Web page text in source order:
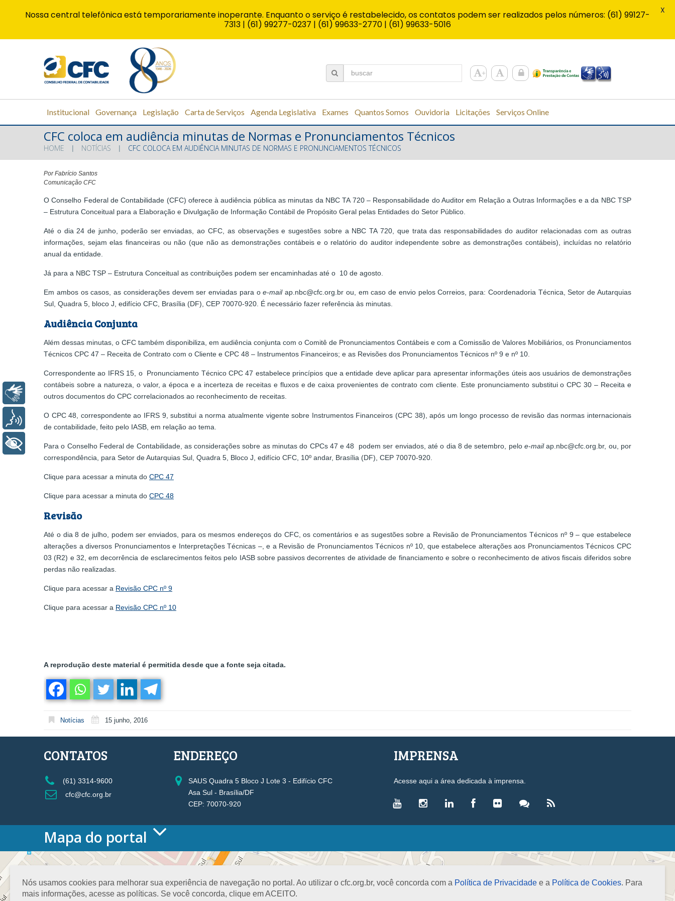
Institucional Governança Legislação Carta de Serviços Agenda Legislativa Exames Quantos Somos Ouvidoria Licitações Serviços Online
CFC coloca em audiência minutas de Normas e Pronunciamentos Técnicos
HOME NOTÍCIAS CFC COLOCA EM AUDIÊNCIA MINUTAS DE NORMAS E PRONUNCIAMENTOS TÉCNICOS
Por Fabrício Santos
Comunicação CFC
O Conselho Federal de Contabilidade (CFC) oferece à audiência pública as minutas da NBC TA 720 – Responsabilidade do Auditor em Relação a Outras Informações e a da NBC TSP
– Estrutura Conceitual para a Elaboração e Divulgação de Informação Contábil de Propósito Geral pelas Entidades do Setor Público.
Até o dia 24 de junho, poderão ser enviadas, ao CFC, as observações e sugestões sobre a NBC TA 720, que trata das responsabilidades do auditor relacionadas com as outras
informações, sejam elas financeiras ou não (que não as demonstrações contábeis e o relatório do auditor independente sobre as demonstrações contábeis), incluídas no relatório
anual da entidade.
Já para a NBC TSP – Estrutura Conceitual as contribuições podem ser encaminhadas até o 10 de agosto.
Em ambos os casos, as considerações devem ser enviadas para oe-mailap.nbc@cfc.org.br ou, em caso de envio pelos Correios, para: Coordenadoria Técnica, Setor de Autarquias
Sul, Quadra 5, bloco J, edifício CFC, Brasília (DF), CEP 70070-920. É necessário fazer referência às minutas.
Audiência Conjunta
Além dessas minutas, o CFC também disponibiliza, em audiência conjunta com o Comitê de Pronunciamentos Contábeis e com a Comissão de Valores Mobiliários, os Pronunciamentos
Técnicos CPC 47 – Receita de Contrato com o Cliente e CPC 48 – Instrumentos Financeiros; e as Revisões dos Pronunciamentos Técnicos nº 9 e nº 10.
Correspondente ao IFRS 15, o Pronunciamento Técnico CPC 47 estabelece princípios que a entidade deve aplicar para apresentar informações úteis aos usuários de demonstrações
contábeis sobre a natureza, o valor, a época e a incerteza de receitas e fluxos e de caixa provenientes de contrato com cliente. Este pronunciamento substitui o CPC 30 – Receita e
outros documentos do CPC correlacionados ao reconhecimento de receitas.
O CPC 48, correspondente ao IFRS 9, substitui a norma atualmente vigente sobre Instrumentos Financeiros (CPC 38), após um longo processo de revisão das normas internacionais
de contabilidade, feito pelo IASB, em relação ao tema.
Para o Conselho Federal de Contabilidade, as considerações sobre as minutas do CPCs 47 e 48 podem ser enviados, até o dia 8 de setembro, peloe-mailap.nbc@cfc.org.br, ou, por
correspondência, para Setor de Autarquias Sul, Quadra 5, Bloco J, edifício CFC, 10º andar, Brasília (DF), CEP 70070-920.
Clique para acessar a minuta do CPC 47
Clique para acessar a minuta do CPC 48
Revisão
Até o dia 8 de julho, podem ser enviados, para os mesmos endereços do CFC, os comentários e as sugestões sobre a Revisão de Pronunciamentos Técnicos nº 9 – que estabelece
alterações a diversos Pronunciamentos e Interpretações Técnicas –, e a Revisão de Pronunciamentos Técnicos nº 10, que estabelece alterações aos Pronunciamentos Técnicos CPC
03 (R2) e 32, em decorrência de esclarecimentos feitos pelo IASB sobre passivos decorrentes de atividade de financiamento e sobre o reconhecimento de ativos fiscais diferidos sobre
perdas não realizadas.
Clique para acessar a Revisão CPC nº 9
Clique para acessar a Revisão CPC nº 10
A reprodução deste material é permitida desde que a fonte seja citada.
Notícias 15 junho, 2016
Nós usamos cookies para melhorar sua experiência de navegação no portal. Ao utilizar o cfc.org.br, você concorda com a Política de Privacidade e a Política de Cookies. Para
mais informações, acesse as políticas. Se você concorda, clique em ACEITO.
CONTATOS
(61) 3314-9600
cfc@cfc.org.br
ENDEREÇO
SAUS Quadra 5 Bloco J Lote 3 - Edifício CFC
Asa Sul - Brasília/DF
CEP: 70070-920
IMPRENSA
Acesse aqui a área dedicada à imprensa.
Mapa do portal
HOME
O CONSELHO
Conselho Diretor
Nossa Sede
VICE-PRESIDÊNCIAS
Administrativa
Controle Interno
Desenvolvimento Profissional
LEGISLAÇÃO
Leis
Decretos-Lei
Nossa central telefônica está temporariamente inoperante. Enquanto o serviço é restabelecido, os contatos podem ser realizados pelos números: (61) 99127-
7313 | (61) 99277-0237 | (61) 99633-2770 | (61) 99633-5016
X
Libras
Voz
+ Acessibilidade